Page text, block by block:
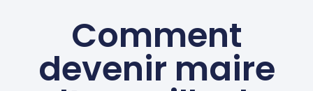
Comment
devenir maire